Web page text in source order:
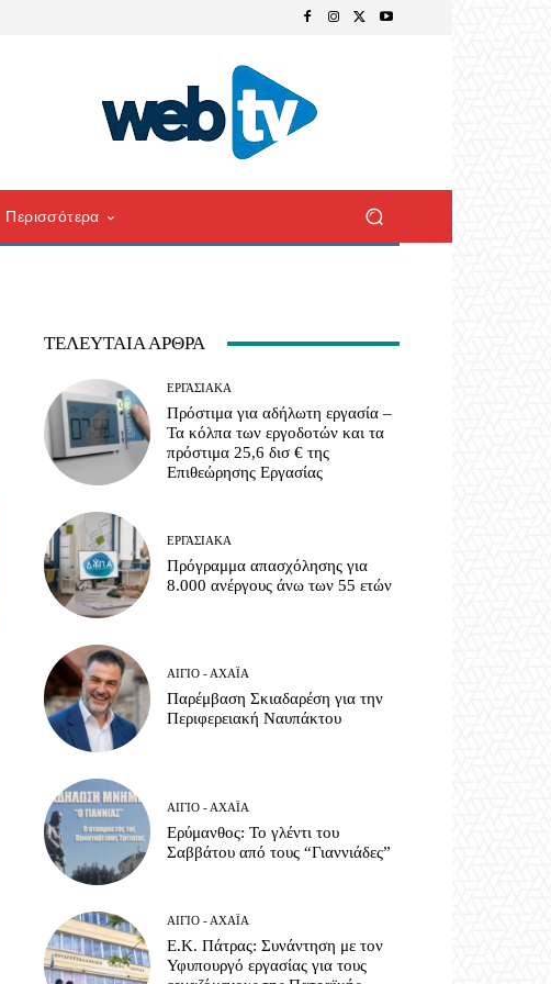
Περισσότερα
ΤΕΛΕΥΤΑΊΑ ΆΡΘΡΑ
ΕΡΓΑΣΙΑΚΆ
Πρόστιμα για αδήλωτη εργασία –
Τα κόλπα των εργοδοτών και τα
πρόστιμα 25,6 δισ € της
Επιθεώρησης Εργασίας
ΕΡΓΑΣΙΑΚΆ
Πρόγραμμα απασχόλησης για
8.000 ανέργους άνω των 55 ετών
ΑΊΓΙΟ - ΑΧΑΪ́Α
Παρέμβαση Σκιαδαρέση για την
Περιφερειακή Ναυπάκτου
ΑΊΓΙΟ - ΑΧΑΪ́Α
Ερύμανθος: Το γλέντι του
Σαββάτου από τους “Γιαννιάδες”
ΑΊΓΙΟ - ΑΧΑΪ́Α
Ε.Κ. Πάτρας: Συνάντηση με τον
Υφυπουργό εργασίας για τους